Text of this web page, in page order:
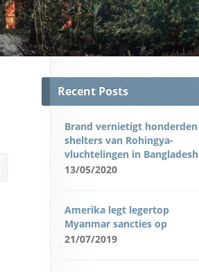
Recent Posts
Brand vernietigt honderden
shelters van Rohingya-
vluchtelingen in Bangladesh
13/05/2020
Amerika legt legertop
Myanmar sancties op
21/07/2019